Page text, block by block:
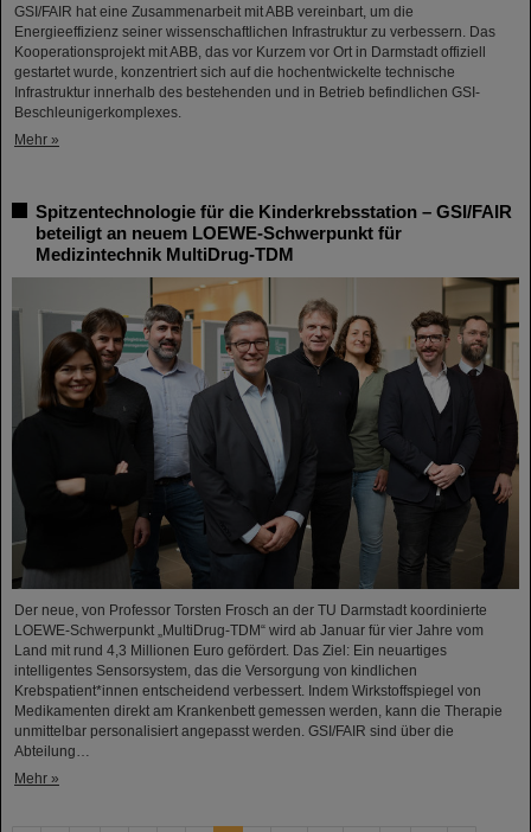
GSI/FAIR hat eine Zusammenarbeit mit ABB vereinbart, um die
Energieeffizienz seiner wissenschaftlichen Infrastruktur zu verbessern. Das
Kooperationsprojekt mit ABB, das vor Kurzem vor Ort in Darmstadt offiziell
gestartet wurde, konzentriert sich auf die hochentwickelte technische
Infrastruktur innerhalb des bestehenden und in Betrieb befindlichen GSI-
Beschleunigerkomplexes.
Mehr »
Spitzentechnologie für die Kinderkrebsstation – GSI/FAIR
beteiligt an neuem LOEWE-Schwerpunkt für
Medizintechnik MultiDrug-TDM
Der neue, von Professor Torsten Frosch an der TU Darmstadt koordinierte
LOEWE-Schwerpunkt „MultiDrug-TDM“ wird ab Januar für vier Jahre vom
Land mit rund 4,3 Millionen Euro gefördert. Das Ziel: Ein neuartiges
intelligentes Sensorsystem, das die Versorgung von kindlichen
Krebspatient*innen entscheidend verbessert. Indem Wirkstoffspiegel von
Medikamenten direkt am Krankenbett gemessen werden, kann die Therapie
unmittelbar personalisiert angepasst werden. GSI/FAIR sind über die
Abteilung…
Mehr »